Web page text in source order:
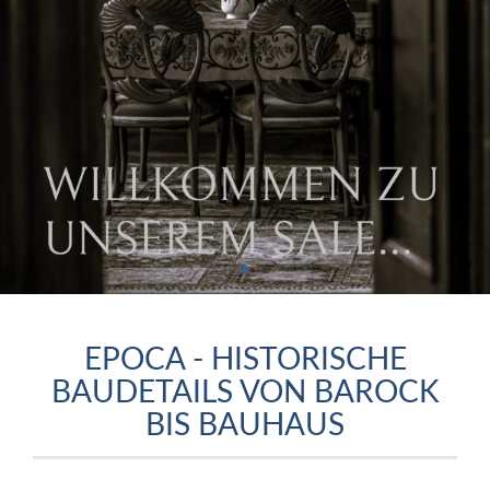
EPOCA - HISTORISCHE
BAUDETAILS VON BAROCK
BIS BAUHAUS